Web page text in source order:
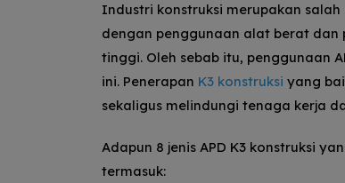
Industri konstruksi merupakan
dengan penggunaan alat berat dan
tinggi. Oleh sebab itu, penggunaan
ini. Penerapan K3 konstruksi yang
sekaligus melindungi tenaga kerja
Adapun 8 jenis APD K3 konstruksi
termasuk: